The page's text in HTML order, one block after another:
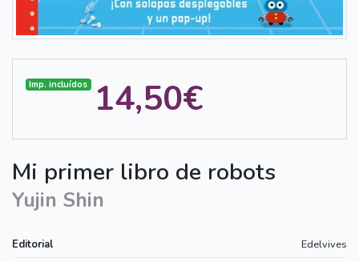
Mi primer libro de robots
Yujin Shin
Editorial
Edelvives
Imp. incluídos 14,50€